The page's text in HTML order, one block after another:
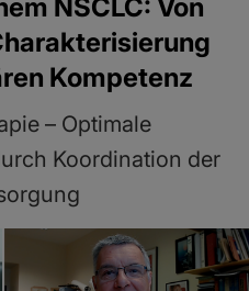
NSCLC: Von
Kompetenz
– Optimale
Koordination der